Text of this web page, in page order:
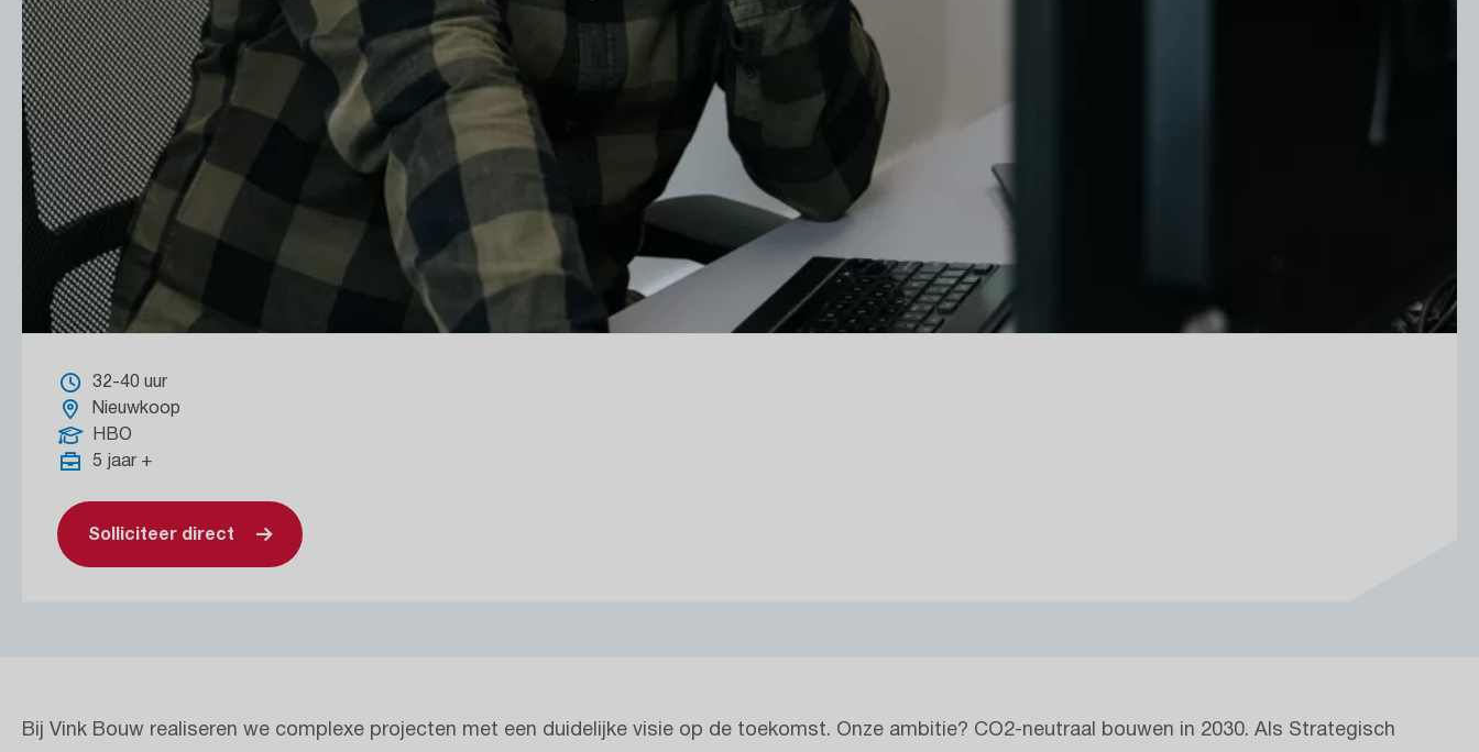
32-40 uur
Nieuwkoop
HBO
5 jaar +
Solliciteer direct
Bij Vink Bouw realiseren we complexe projecten met een duidelijke visie op de toekomst. Onze ambitie? CO2-neutraal bouwen in 2030. Als Strategisch